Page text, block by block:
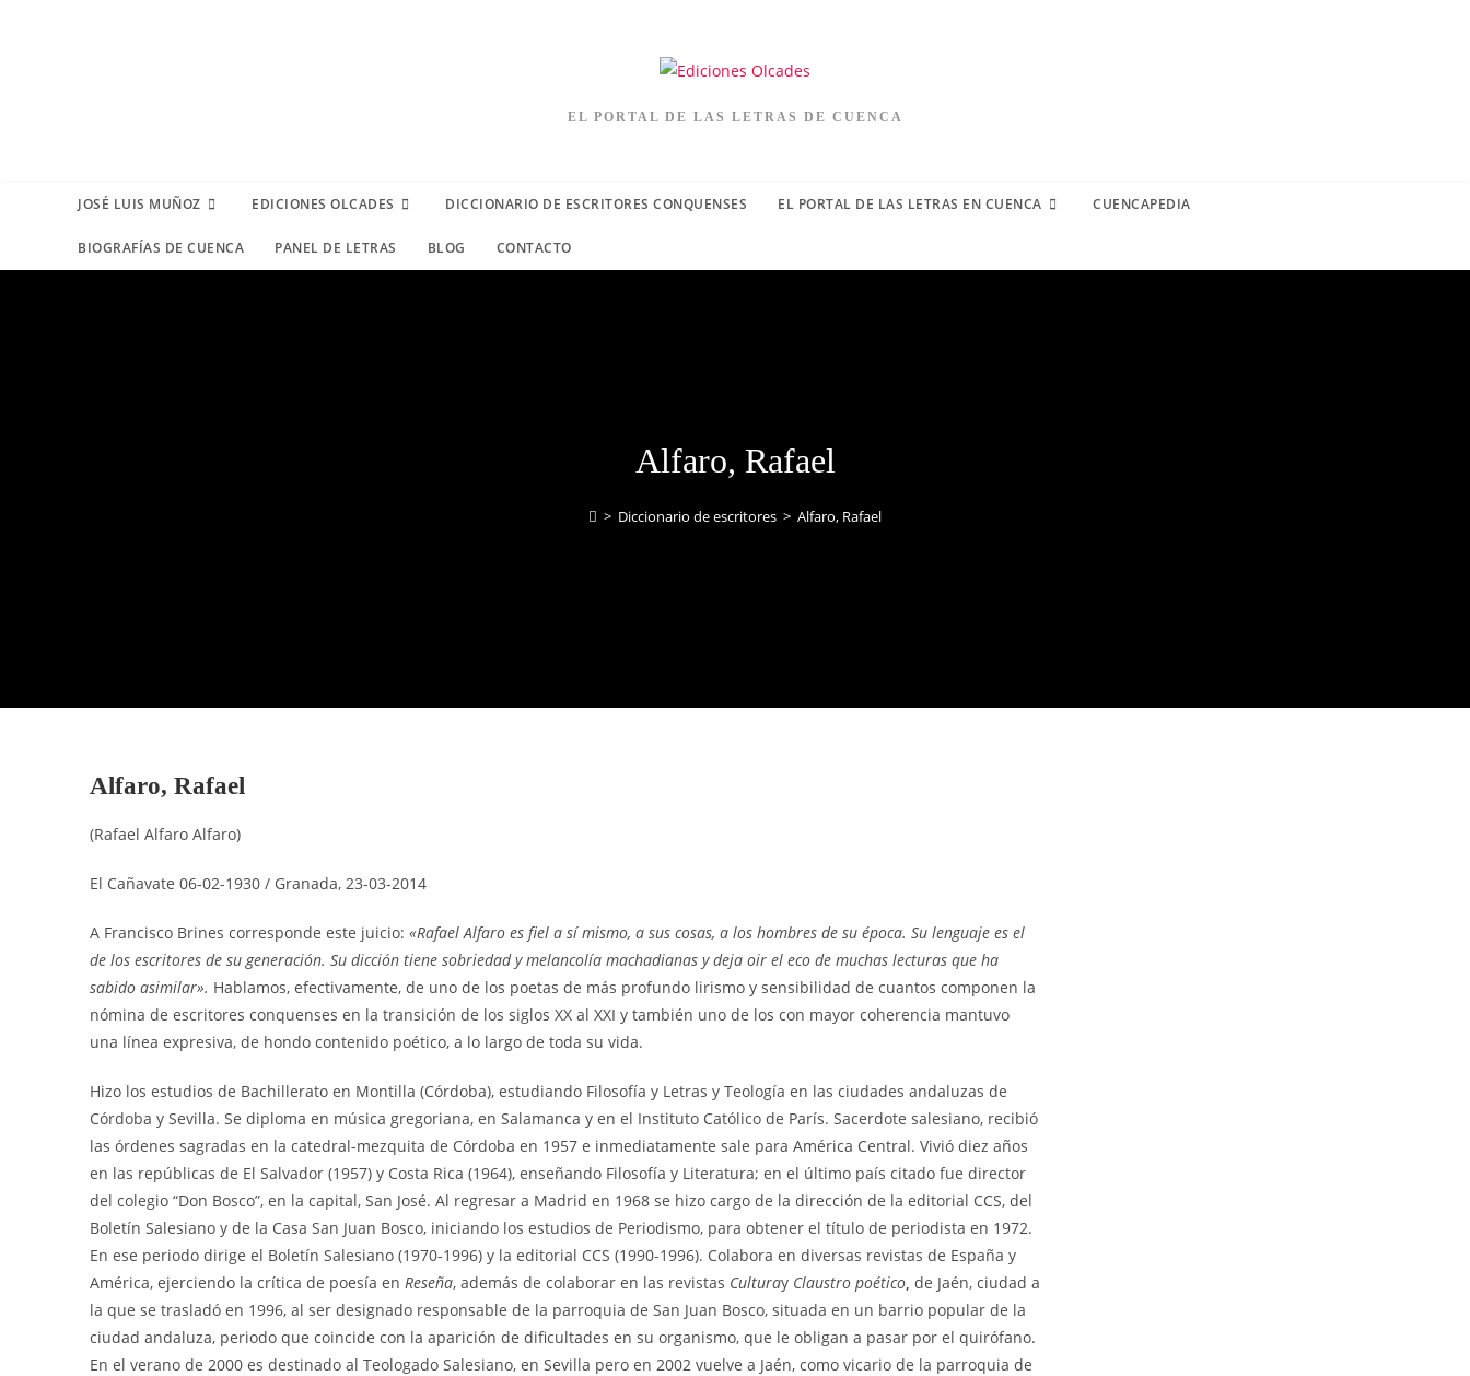
EL PORTAL DE LAS LETRAS DE CUENCA
JOSÉ LUIS MUÑOZ EDICIONES OLCADES DICCIONARIO DE ESCRITORES CONQUENSES EL PORTAL DE LAS LETRAS EN CUENCA CUENCAPEDIA
BIOGRAFÍAS DE CUENCA PANEL DE LETRAS BLOG CONTACTO
Alfaro, Rafael
> Diccionario de escritores > Alfaro, Rafael
Alfaro, Rafael
(Rafael Alfaro Alfaro)
El Cañavate 06-02-1930 / Granada, 23-03-2014
A Francisco Brines corresponde este juicio: «Rafael Alfaro es fiel a sí mismo, a sus cosas, a los hombres de su época. Su lenguaje es el
de los escritores de su generación. Su dicción tiene sobriedad y melancolía machadianas y deja oir el eco de muchas lecturas que ha
sabido asimilar». Hablamos, efectivamente, de uno de los poetas de más profundo lirismo y sensibilidad de cuantos componen la
nómina de escritores conquenses en la transición de los siglos XX al XXI y también uno de los con mayor coherencia mantuvo
una línea expresiva, de hondo contenido poético, a lo largo de toda su vida.
Hizo los estudios de Bachillerato en Montilla (Córdoba), estudiando Filosofía y Letras y Teología en las ciudades andaluzas de
Córdoba y Sevilla. Se diploma en música gregoriana, en Salamanca y en el Instituto Católico de París. Sacerdote salesiano, recibió
las órdenes sagradas en la catedral-mezquita de Córdoba en 1957 e inmediatamente sale para América Central. Vivió diez años
en las repúblicas de El Salvador (1957) y Costa Rica (1964), enseñando Filosofía y Literatura; en el último país citado fue director
del colegio “Don Bosco”, en la capital, San José. Al regresar a Madrid en 1968 se hizo cargo de la dirección de la editorial CCS, del
Boletín Salesiano y de la Casa San Juan Bosco, iniciando los estudios de Periodismo, para obtener el título de periodista en 1972.
En ese periodo dirige el Boletín Salesiano (1970-1996) y la editorial CCS (1990-1996). Colabora en diversas revistas de España y
América, ejerciendo la crítica de poesía en Reseña, además de colaborar en las revistas Culturay Claustro poético de Jaén, ciudad a
la que se trasladó en 1996, al ser designado responsable de la parroquia de San Juan Bosco, situada en un barrio popular de la
ciudad andaluza, periodo que coincide con la aparición de dificultades en su organismo, que le obligan a pasar por el quirófano.
En el verano de 2000 es destinado al Teologado Salesiano, en Sevilla pero en 2002 vuelve a Jaén, como vicario de la parroquia de